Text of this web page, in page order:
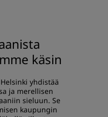
käsin
yhdistää
ja merellisen
sieluun. Se
kaupungin